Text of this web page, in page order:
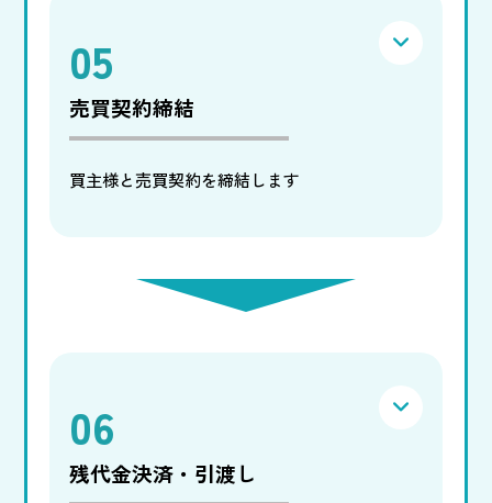
05
売買契約締結
買主様と売買契約を締結します
06
残代金決済・引渡し